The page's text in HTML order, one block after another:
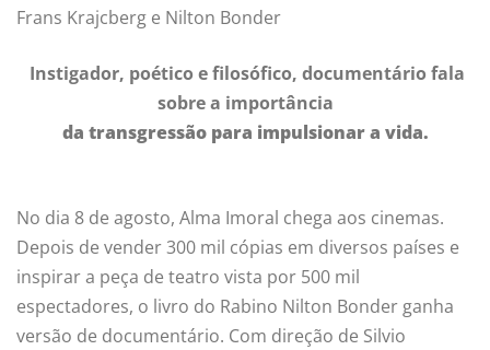
Frans Krajcberg e Nilton Bonder
Instigador, poético e filosófico, documentário fala
sobre a importância
da transgressão para impulsionar a vida.
No dia 8 de agosto, Alma Imoral chega aos cinemas.
Depois de vender 300 mil cópias em diversos países e
inspirar a peça de teatro vista por 500 mil
espectadores, o livro do Rabino Nilton Bonder ganha
versão de documentário. Com direção de Silvio